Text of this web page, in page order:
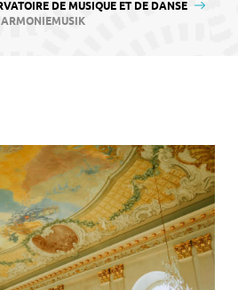
DE MUSIQUE ET DE DANSE